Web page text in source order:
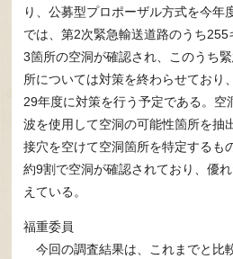
り、公募型プロポーザル方式を今年
では、第2次緊急輸送道路のうち
3箇所の空洞が確認され、このうち
所については対策を終わらせており
29年度に対策を行う予定である。空
波を使用して空洞の可能性箇所を抽
接穴を空けて空洞箇所を特定するも
約9割で空洞が確認されており、優
えている。
福重委員
今回の調査結果は、これまでと比